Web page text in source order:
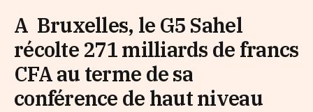
A Bruxelles, le G5 Sahel
récolte 271 milliards de francs
CFA au terme de sa
conférence de haut niveau